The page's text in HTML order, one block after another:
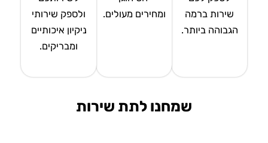
שירות ברמה
הגבוהה ביותר.
ומחירים מעולים.
ולספק שירותי
ניקיון איכותיים
ומבריקים.
שמחנו לתת שירות